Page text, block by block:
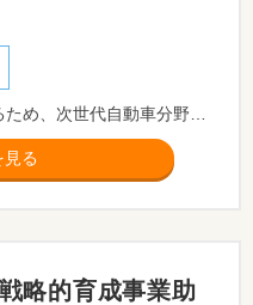
見る
略的育成事業助